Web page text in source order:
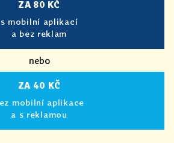
ZA 80 KČ
s mobilní aplikací
a bez reklam
nebo
ZA 40 KČ
mobilní aplikace
a s reklamou